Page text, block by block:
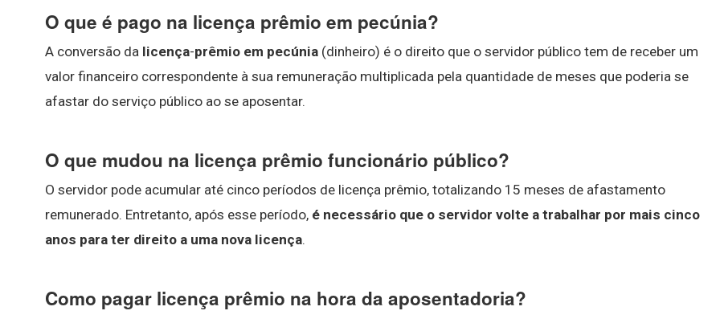
O que é pago na licença prêmio em pecúnia?
A conversão da licença-prêmio em pecúnia (dinheiro) é o direito que o servidor público tem de receber um
valor financeiro correspondente à sua remuneração multiplicada pela quantidade de meses que poderia se
afastar do serviço público ao se aposentar.
O que mudou na licença prêmio funcionário público?
O servidor pode acumular até cinco períodos de licença prêmio, totalizando 15 meses de afastamento
remunerado. Entretanto, após esse período, é necessário que o servidor volte a trabalhar por mais cinco
anos para ter direito a uma nova licença.
Como pagar licença prêmio na hora da aposentadoria?